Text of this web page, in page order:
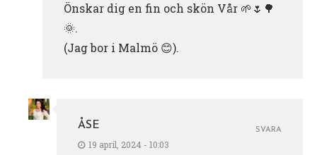
Önskar dig en fin och skön Vår 🌱🌷🌳
🌞.
(Jag bor i Malmö 😊).
ÅSE
19 april, 2024 - 10:03
SVARA